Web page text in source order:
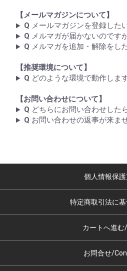
【メールマガジンについて】
Q メールマガジンを登録した
Q メルマガが届かないのですが
Q メルマガを追加・解除をし
【推奨環境について】
Q どのような環境で動作します
【お問い合わせについて】
Q どちらにお問い合わせした
Q お問い合わせの返事が来ませ
個人情報保
特定商取引法に
カートへ進
お問合せ/